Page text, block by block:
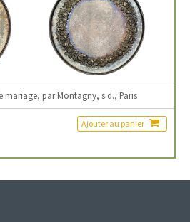
mariage, par Montagny, s.d., Paris
Ajouter au panier